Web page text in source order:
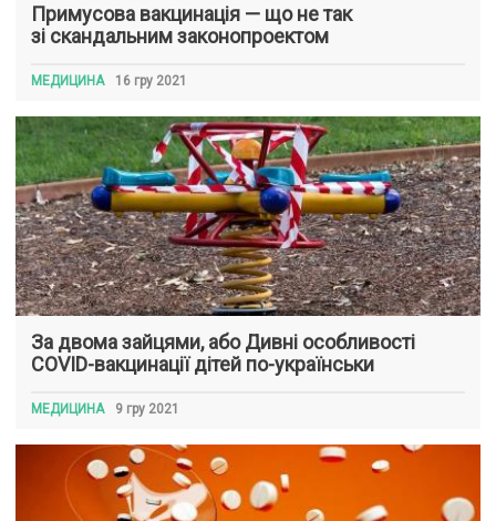
Примусова вакцинація — що не так
зі скандальним законопроектом
МЕДИЦИНА 16 гру 2021
За двома зайцями, або Дивні особливості
COVID-вакцинації дітей по-українськи
МЕДИЦИНА 9 гру 2021